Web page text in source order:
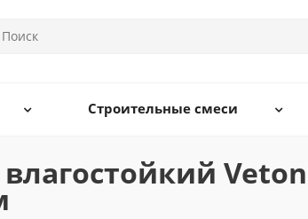
Строительные смеси